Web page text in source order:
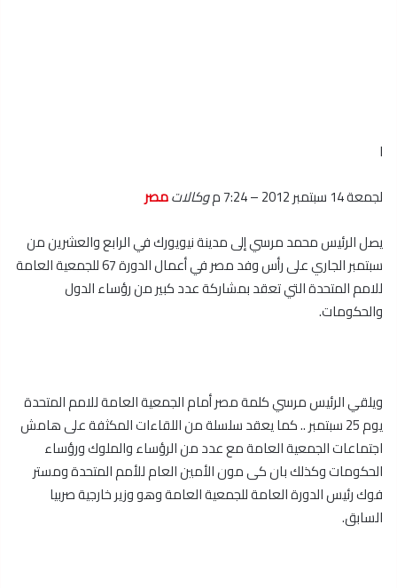
ا
لجمعة 14 سبتمبر 2012 – 7:24 م
وكالاتمصر
يصل الرئيس محمد مرسي إلى مدينة نيويورك في الرابع والعشرين من
سبتمبر الجاري على رأس وفد مصر في أعمال الدورة 67 للجمعية العامة
للامم المتحدة التي تعقد بمشاركة عدد كبير من رؤساء الدول
والحكومات.
ويلقي الرئيس مرسي كلمة مصر أمام الجمعية العامة للامم المتحدة
يوم 25 سبتمبر .. كما يعقد سلسلة من اللقاءات المكثفة على هامش
اجتماعات الجمعية العامة مع عدد من الرؤساء والملوك ورؤساء
الحكومات وكذلك بان كى مون الأمين العام للأمم المتحدة ومستر
فوك رئيس الدورة العامة للجمعية العامة وهو وزير خارجية صربيا
السابق.